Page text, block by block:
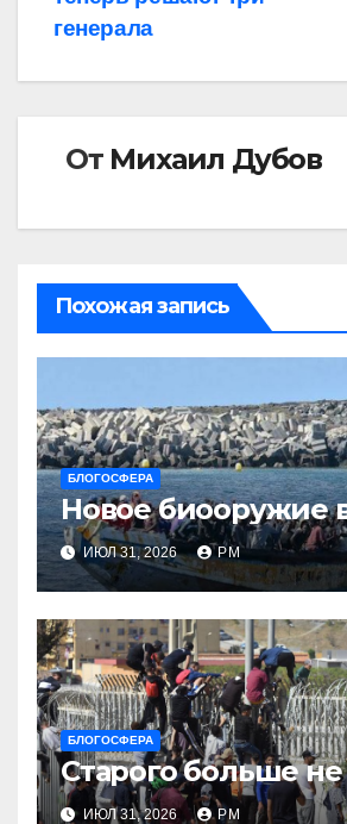
генерала
От Михаил Дубов
Похожая запись
БЛОГОСФЕРА
Новое биооружие
ИЮЛ 31, 2026 РМ
БЛОГОСФЕРА
Старого больше
ИЮЛ 31, 2026 РМ